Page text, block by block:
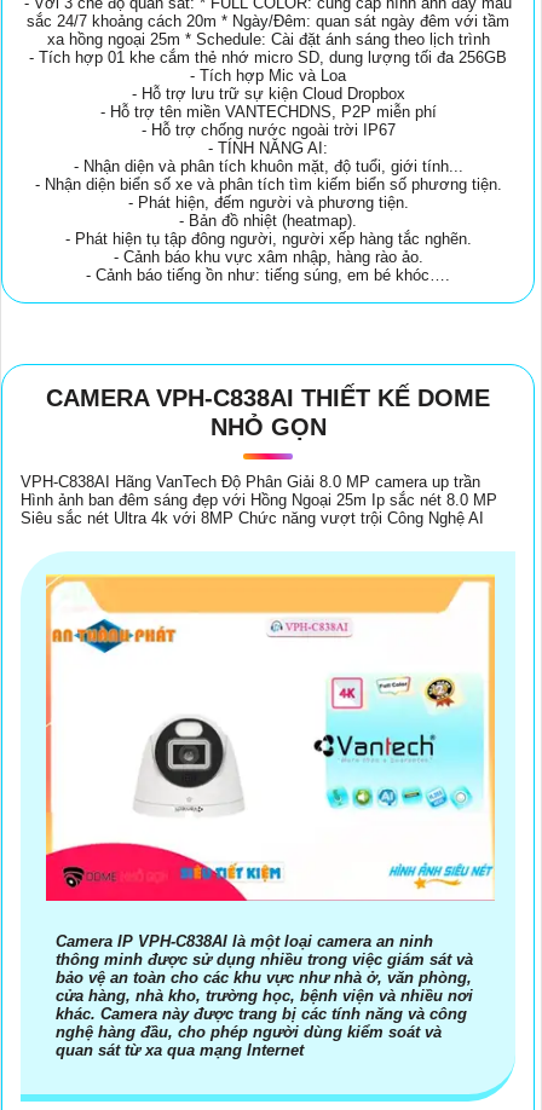
sắc 24/7 khoảng cách 20m * Ngày/Đêm: quan sát ngày đêm với tầm
xa hồng ngoại 25m * Schedule: Cài đặt ánh sáng theo lịch trình
- Tích hợp 01 khe cắm thẻ nhớ micro SD, dung lượng tối đa 256GB
- Tích hợp Mic và Loa
- Hỗ trợ lưu trữ sự kiện Cloud Dropbox
- Hỗ trợ tên miền VANTECHDNS, P2P miễn phí
- Hỗ trợ chống nước ngoài trời IP67
- TÍNH NĂNG AI:
- Nhận diện và phân tích khuôn mặt, độ tuổi, giới tính...
- Nhận diện biển số xe và phân tích tìm kiếm biển số phương tiện.
- Phát hiện, đếm người và phương tiện.
- Bản đồ nhiệt (heatmap).
- Phát hiện tụ tập đông người, người xếp hàng tắc nghẽn.
- Cảnh báo khu vực xâm nhập, hàng rào ảo.
- Cảnh báo tiếng ồn như: tiếng súng, em bé khóc….
CAMERA VPH-C838AI THIẾT KẾ DOME
NHỎ GỌN
VPH-C838AI Hãng VanTech Độ Phân Giải 8.0 MP camera up trần
Hình ảnh ban đêm sáng đẹp với Hồng Ngoại 25m Ip sắc nét 8.0 MP
Siêu sắc nét Ultra 4k với 8MP Chức năng vượt trội Công Nghệ AI
Camera IP VPH-C838AI là một loại camera an ninh
thông minh được sử dụng nhiều trong việc giám sát và
bảo vệ an toàn cho các khu vực như nhà ở, văn phòng,
cửa hàng, nhà kho, trường học, bệnh viện và nhiều nơi
khác. Camera này được trang bị các tính năng và công
nghệ hàng đầu, cho phép người dùng kiểm soát và
quan sát từ xa qua mạng Internet